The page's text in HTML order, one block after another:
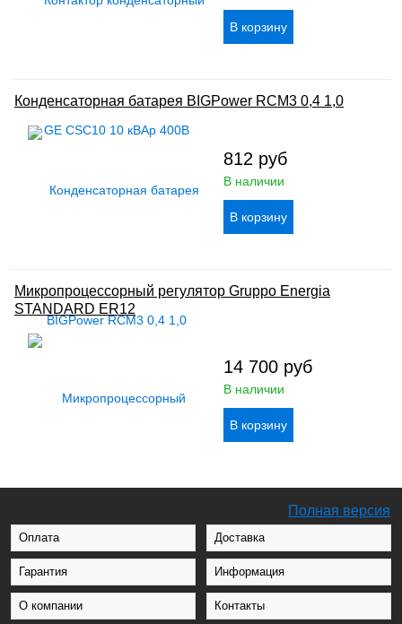
Конденсаторная батарея BIGPower RCM3 0,4 1,0
812 руб
В наличии
Микропроцессорный регулятор Gruppo Energia
STANDARD ER12
14 700 руб
В наличии
Полная версия
Оплата Доставка
Гарантия Информация
О компании Контакты